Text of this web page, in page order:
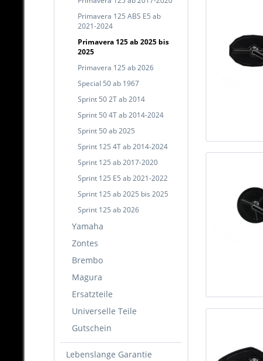
Primavera 125 ABS E5 ab
2021-2024
Primavera 125 ab 2025 bis
2025
Primavera 125 ab 2026
Special 50 ab 1967
Sprint 50 2T ab 2014
Sprint 50 4T ab 2014-2024
Sprint 50 ab 2025
Sprint 125 4T ab 2014-2024
Sprint 125 ab 2017-2020
Sprint 125 E5 ab 2021-2022
Sprint 125 ab 2025 bis 2025
Sprint 125 ab 2026
Yamaha
Zontes
Brembo
Magura
Ersatzteile
Universelle Teile
Gutschein
Lebenslange Garantie